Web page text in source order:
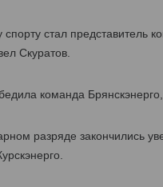
стал представитель
Скуратов.
команда
разряде закончились